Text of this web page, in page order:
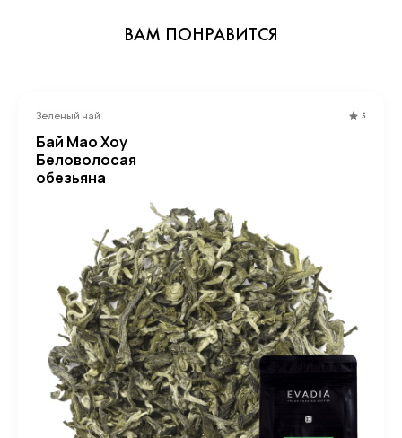
ВАМ ПОНРАВИТСЯ
Зеленый чай 5
Бай Мао Хоу
Беловолосая
обезьяна